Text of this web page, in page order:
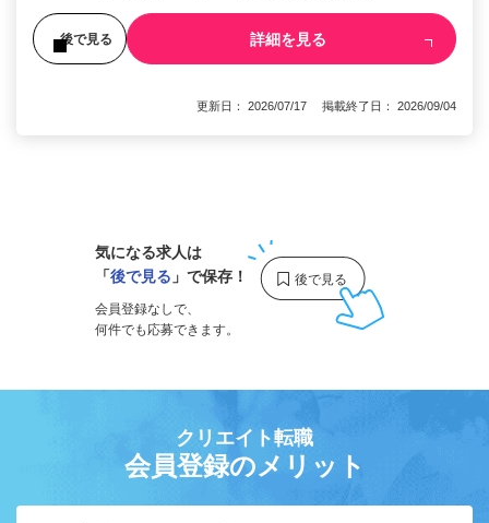
後で見る 詳細を見る
更新日： 2026/07/17 掲載終了日： 2026/09/04
気になる求人は
「後で見る 」で保存！
会員登録なしで、
何件でも応募できます。
クリエイト転職
会員登録のメリット